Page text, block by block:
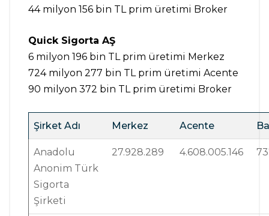
44 milyon 156 bin TL prim üretimi Broker
Quick Sigorta AŞ
6 milyon 196 bin TL prim üretimi Merkez
724 milyon 277 bin TL prim üretimi Acente
90 milyon 372 bin TL prim üretimi Broker
Şirket Adı Merkez Acente
Anadolu
Anonim Türk
Sigorta
Şirketi
27.928.289 4.608.005.146